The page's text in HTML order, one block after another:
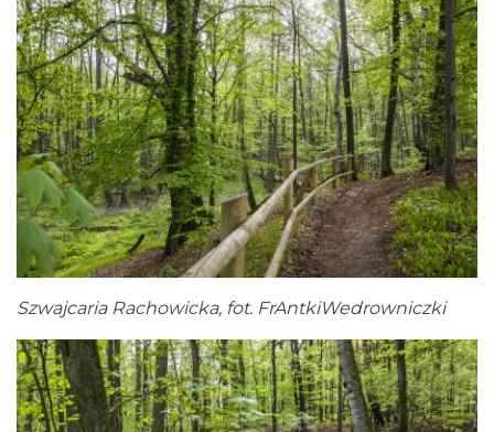
Szwajcaria Rachowicka, fot. FrAntkiWedrowniczki